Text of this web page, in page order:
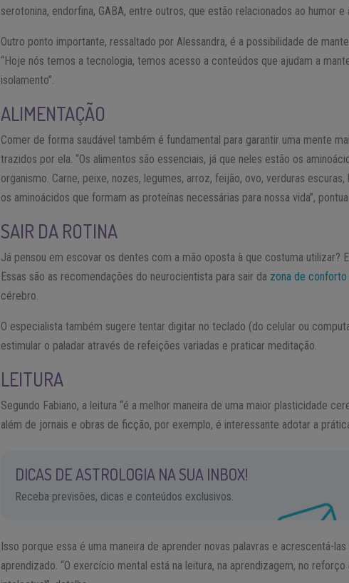
serotonina, endorfina, GABA, entre outros, que estão relacionados ao humor e
Outro ponto importante, ressaltado por Alessandra, é a possibilidade de
“Hoje nós temos a tecnologia, temos acesso a conteúdos que ajudam a
isolamento”.
ALIMENTAÇÃO
Comer de forma saudável também é fundamental para garantir uma mente
trazidos por ela. “Os alimentos são essenciais, já que neles estão os
organismo. Carne, peixe, nozes, legumes, arroz, feijão, ovo, verduras
os aminoácidos que formam as proteínas necessárias para nossa vida”,
SAIR DA ROTINA
Já pensou em escovar os dentes com a mão oposta à que costuma utilizar?
Essas são as recomendações do neurocientista para sair da zona de conforto
cérebro.
O especialista também sugere tentar digitar no teclado (do celular ou
estimular o paladar através de refeições variadas e praticar meditação.
LEITURA
Segundo Fabiano, a leitura “é a melhor maneira de uma maior plasticidade
além de jornais e obras de ficção, por exemplo, é interessante adotar a
DICAS DE ASTROLOGIA NA SUA INBOX!
Receba previsões, dicas e conteúdos exclusivos.
Isso porque essa é uma maneira de aprender novas palavras e acrescentá-
aprendizado. “O exercício mental está na leitura, na aprendizagem, no